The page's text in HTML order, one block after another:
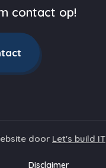
contact op!
door Let's build IT
Disclaimer